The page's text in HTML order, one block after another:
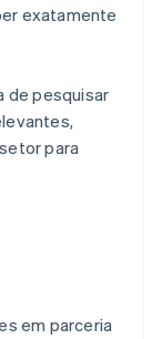
exatamente
de pesquisar
para
em parceria